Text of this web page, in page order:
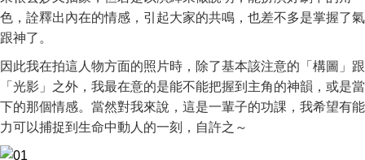
色，詮釋出內在的情感，引起大家的共鳴，也差不多是掌握了氣
跟神了。
因此我在拍這人物方面的照片時，除了基本該注意的「構圖」跟
「光影」之外，我最在意的是能不能把握到主角的神韻，或是當
下的那個情感。當然對我來說，這是一輩子的功課，我希望有能
力可以捕捉到生命中動人的一刻，自許之～